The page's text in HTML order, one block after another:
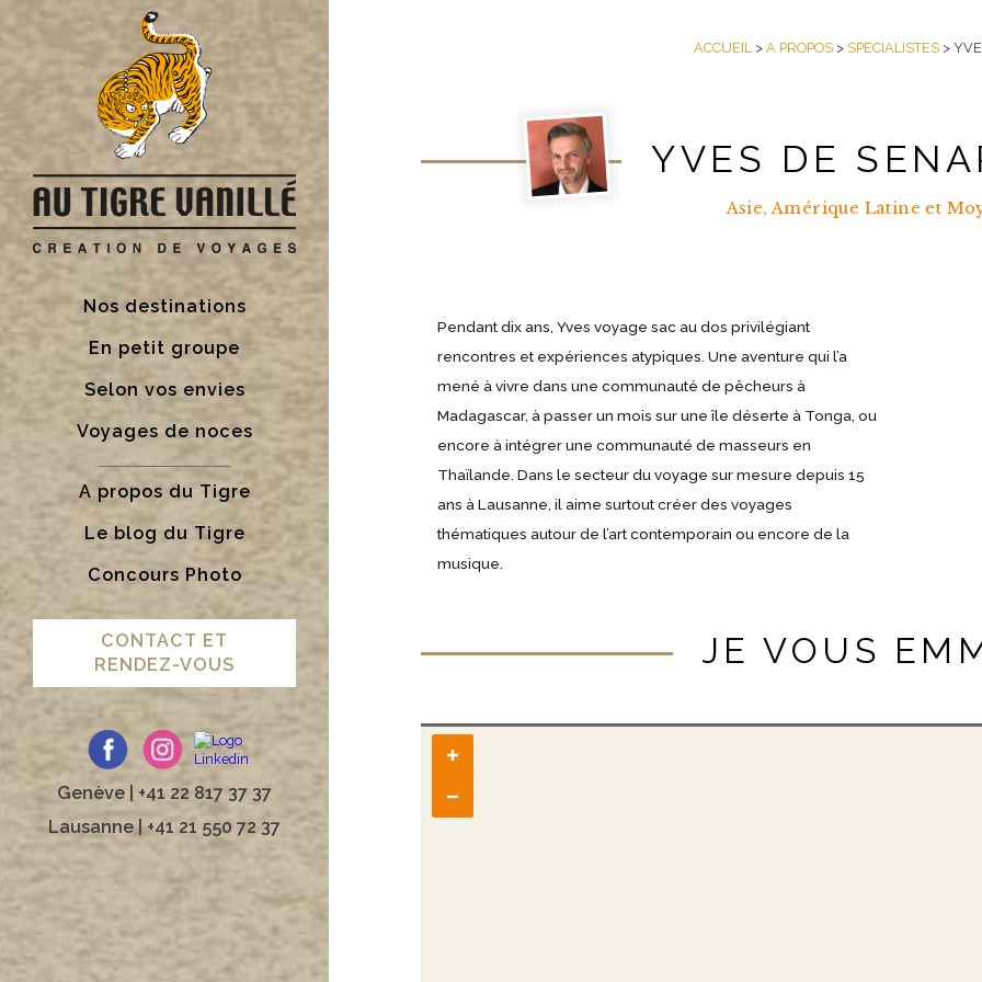
Nos destinations
En petit groupe
Selon vos envies
Voyages de noces
A propos du Tigre
Le blog du Tigre
Concours Photo
CONTACT ET
RENDEZ-VOUS
Genève | +41 22 817 37 37
Lausanne | +41 21 550 72 37
ACCUEIL> A PROPOS> SPECIALISTES>
YVES DE
Asie, Amérique Latine et
Pendant dix ans, Yves voyage sac au dos privilégiant
rencontres et expériences atypiques. Une aventure qui l’a
mené à vivre dans une communauté de pêcheurs à
Madagascar, à passer un mois sur une île déserte à Tonga, ou
encore à intégrer une communauté de masseurs en
Thaïlande. Dans le secteur du voyage sur mesure depuis 15
ans à Lausanne, il aime surtout créer des voyages
thématiques autour de l’art contemporain ou encore de la
musique.
JE VOUS